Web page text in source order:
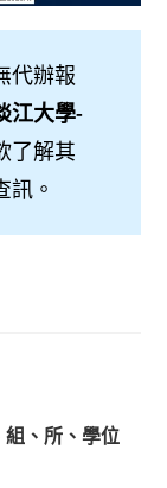
代辦報
江大學-
了解其
訊。
、所、學位